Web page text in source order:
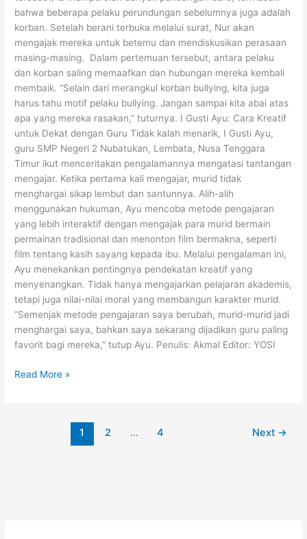
bahwa beberapa pelaku perundungan sebelumnya juga adalah
korban. Setelah berani terbuka melalui surat, Nur akan
mengajak mereka untuk betemu dan mendiskusikan perasaan
masing-masing. Dalam pertemuan tersebut, antara pelaku
dan korban saling memaafkan dan hubungan mereka kembali
membaik. “Selain dari merangkul korban bullying, kita juga
harus tahu motif pelaku bullying. Jangan sampai kita abai atas
apa yang mereka rasakan,” tuturnya. I Gusti Ayu: Cara Kreatif
untuk Dekat dengan Guru Tidak kalah menarik, I Gusti Ayu,
guru SMP Negeri 2 Nubatukan, Lembata, Nusa Tenggara
Timur ikut menceritakan pengalamannya mengatasi tantangan
mengajar. Ketika pertama kali mengajar, murid tidak
menghargai sikap lembut dan santunnya. Alih-alih
menggunakan hukuman, Ayu mencoba metode pengajaran
yang lebih interaktif dengan mengajak para murid bermain
permainan tradisional dan menonton film bermakna, seperti
film tentang kasih sayang kepada ibu. Melalui pengalaman ini,
Ayu menekankan pentingnya pendekatan kreatif yang
menyenangkan. Tidak hanya mengajarkan pelajaran akademis,
tetapi juga nilai-nilai moral yang membangun karakter murid.
“Semenjak metode pengajaran saya berubah, murid-murid jadi
menghargai saya, bahkan saya sekarang dijadikan guru paling
favorit bagi mereka,” tutup Ayu. Penulis: Akmal Editor: YOSI
Read More »
1 2 … 4 Next →